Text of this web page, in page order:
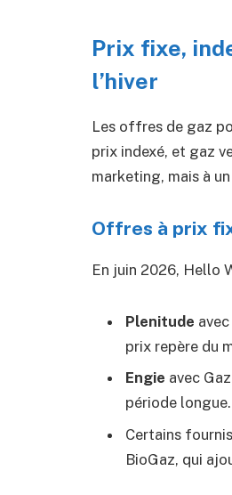
Prix fixe,
l’hiver
Les offres de gaz
prix indexé, et gaz
marketing, mais à
Offres à prix
En juin 2026, Hello
Plenitude
prix repère du
Engie avec
période longue.
Certains
BioGaz, qui